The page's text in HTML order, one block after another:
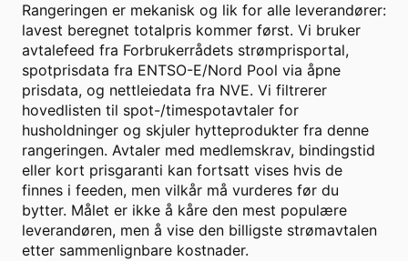
Rangeringen er mekanisk og lik for alle leverandører:
lavest beregnet totalpris kommer først. Vi bruker
avtalefeed fra Forbrukerrådets strømprisportal,
spotprisdata fra ENTSO-E/Nord Pool via åpne
prisdata, og nettleiedata fra NVE. Vi filtrerer
hovedlisten til spot-/timespotavtaler for
husholdninger og skjuler hytteprodukter fra denne
rangeringen. Avtaler med medlemskrav, bindingstid
eller kort prisgaranti kan fortsatt vises hvis de
finnes i feeden, men vilkår må vurderes før du
bytter. Målet er ikke å kåre den mest populære
leverandøren, men å vise den billigste strømavtalen
etter sammenlignbare kostnader.